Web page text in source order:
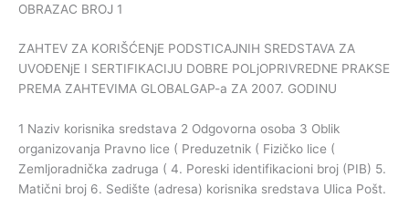
OBRAZAC BROJ 1
ZAHTEV ZA KORIŠĆENjE PODSTICAJNIH SREDSTAVA ZA
UVOĐENjE I SERTIFIKACIJU DOBRE POLjOPRIVREDNE PRAKSE
PREMA ZAHTEVIMA GLOBALGAP-a ZA 2007. GODINU
1 Naziv korisnika sredstava 2 Odgovorna osoba 3 Oblik
organizovanja Pravno lice ( Preduzetnik ( Fizičko lice (
Zemljoradnička zadruga ( 4. Poreski identifikacioni broj (PIB) 5.
Matični broj 6. Sedište (adresa) korisnika sredstava Ulica Pošt.